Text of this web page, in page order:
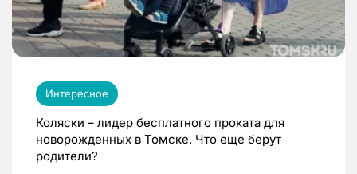
Интересное
Коляски – лидер бесплатного проката для
новорожденных в Томске. Что еще берут
родители?